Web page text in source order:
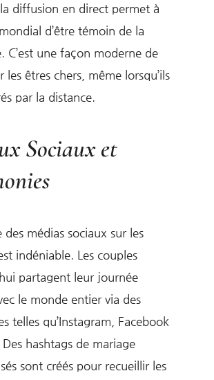
diffusion en direct permet à
d’être témoin de la
C’est une façon moderne de
les êtres chers, même lorsqu’ils
par la distance.
Sociaux et
des médias sociaux sur les
indéniable. Les couples
partagent leur journée
le monde entier via des
telles qu’Instagram, Facebook
hashtags de mariage
sont créés pour recueillir les